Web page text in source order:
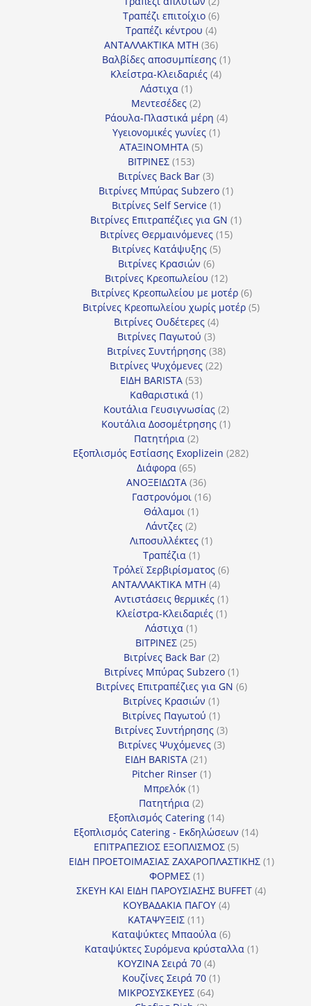
προϊόντα
Τραπέζι επιτοίχιο 66
προϊόντα
Τραπέζι κέντρου 44
προϊόντα
ΑΝΤΑΛΛΑΚΤΙΚΑ MTH 3636
προϊόντα
Βαλβίδες αποσυμπίεσης 11
Κλείστρα-Κλειδαριές 44
Λάστιχα 11
προϊόν
Μεντεσέδες 22
προϊόντα
Ράουλα-Πλαστικά μέρη 44
Υγειονομικές γωνίες 11
ΑΤΑΞΙΝΟΜΗΤΑ 55
ΒΙΤΡΙΝΕΣ 153153
προϊόντα
Βιτρίνες Back Bar 33
προϊόντα
Βιτρίνες Mπύρας Subzero 11
Βιτρίνες Self Service 11
προϊόν
Βιτρίνες Επιτραπέζιες για GN 11
Βιτρίνες Θερμαινόμενες 1515
Βιτρίνες Κατάψυξης 55
Βιτρίνες Κρασιών 66
προϊόντα
Βιτρίνες Κρεοπωλείου 1212
προϊόντα
Βιτρίνες Κρεοπωλείου με μοτέρ 66
προϊόντα
Βιτρίνες Κρεοπωλείου χωρίς μοτέρ 55
Βιτρίνες Ουδέτερες 44
προϊόντα
Βιτρίνες Παγωτού 33
προϊόντα
Βιτρίνες Συντήρησης 3838
προϊόντα
Βιτρίνες Ψυχόμενες 2222
ΕΙΔΗ BARISTA 5353
προϊόντα
Καθαριστικά 11
προϊόν
Κουτάλια Γευσιγνωσίας 22
προϊόντα
Κουτάλια Δοσομέτρησης 11
Πατητήρια 22
προϊόντα
Εξοπλισμός Εστίασης Exoplizein 282282
Διάφορα 6565
προϊόντα
ΑΝΟΞΕΙΔΩΤΑ 3636
προϊόντα
Γαστρονόμοι 1616
Θάλαμοι 11
προϊόν
Λάντζες 22
προϊόντα
Λιποσυλλέκτες 11
Τραπέζια 11
προϊόν
Τρόλεϊ Σερβιρίσματος 66
ΑΝΤΑΛΛΑΚΤΙΚΑ MTH 44
προϊόντα
Αντιστάσεις θερμικές 11
προϊόν
Κλείστρα-Κλειδαριές 11
Λάστιχα 11
προϊόν
ΒΙΤΡΙΝΕΣ 2525
προϊόντα
Βιτρίνες Back Bar 22
προϊόντα
Βιτρίνες Mπύρας Subzero 11
προϊόν
Βιτρίνες Επιτραπέζιες για GN 66
Βιτρίνες Κρασιών 11
προϊόν
Βιτρίνες Παγωτού 11
προϊόν
Βιτρίνες Συντήρησης 33
προϊόντα
Βιτρίνες Ψυχόμενες 33
ΕΙΔΗ BARISTA 2121
προϊόντα
Pitcher Rinser 11
Μπρελόκ 11
προϊόν
Πατητήρια 22
προϊόντα
Εξοπλισμός Catering 1414
προϊόντα
Εξοπλισμός Catering - Εκδηλώσεων 1414
ΕΠΙΤΡΑΠΕΖΙΟΣ ΕΞΟΠΛΙΣΜΟΣ 55
προϊόντα
ΕΙΔΗ ΠΡΟΕΤΟΙΜΑΣΙΑΣ ΖΑΧΑΡΟΠΛΑΣΤΙΚΗΣ 11
ΦΟΡΜΕΣ 11
προϊόν
ΣΚΕΥΗ ΚΑΙ ΕΙΔΗ ΠΑΡΟΥΣΙΑΣΗΣ BUFFET 44
ΚΟΥΒΑΔΑΚΙΑ ΠΑΓΟΥ 44
ΚΑΤΑΨΥΞΕΙΣ 1111
προϊόντα
Καταψύκτες Μπαούλα 66
προϊόντα
Καταψύκτες Συρόμενα κρύσταλλα 11
ΚΟΥΖΙΝΑ Σειρά 70 44
προϊόντα
Κουζίνες Σειρά 70 11
ΜΙΚΡΟΣΥΣΚΕΥΕΣ 6464